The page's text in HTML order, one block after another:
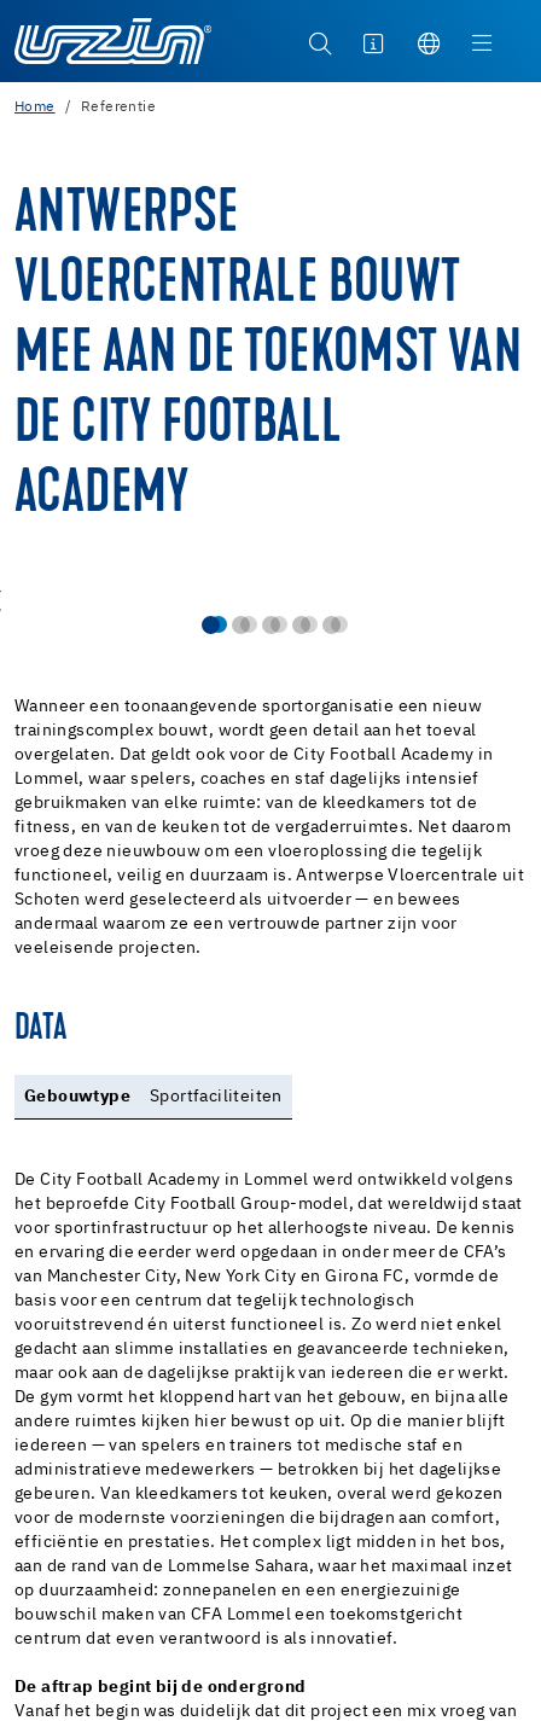
Home Referentie
ANTWERPSE
VLOERCENTRALE BOUWT
MEE AAN DE TOEKOMST VAN
DE CITY FOOTBALL
ACADEMY
Wanneer een toonaangevende sportorganisatie een nieuw
trainingscomplex bouwt, wordt geen detail aan het toeval
overgelaten. Dat geldt ook voor de City Football Academy in
Lommel, waar spelers, coaches en staf dagelijks intensief
gebruikmaken van elke ruimte: van de kleedkamers tot de
fitness, en van de keuken tot de vergaderruimtes. Net daarom
vroeg deze nieuwbouw om een vloeroplossing die tegelijk
functioneel, veilig en duurzaam is. Antwerpse Vloercentrale uit
Schoten werd geselecteerd als uitvoerder — en bewees
andermaal waarom ze een vertrouwde partner zijn voor
veeleisende projecten.
DATA
Gebouwtype Sportfaciliteiten
De City Football Academy in Lommel werd ontwikkeld volgens
het beproefde City Football Group-model, dat wereldwijd staat
voor sportinfrastructuur op het allerhoogste niveau. De kennis
en ervaring die eerder werd opgedaan in onder meer de CFA’s
van Manchester City, New York City en Girona FC, vormde de
basis voor een centrum dat tegelijk technologisch
vooruitstrevend én uiterst functioneel is. Zo werd niet enkel
gedacht aan slimme installaties en geavanceerde technieken,
maar ook aan de dagelijkse praktijk van iedereen die er werkt.
De gym vormt het kloppend hart van het gebouw, en bijna alle
andere ruimtes kijken hier bewust op uit. Op die manier blijft
iedereen — van spelers en trainers tot medische staf en
administratieve medewerkers — betrokken bij het dagelijkse
gebeuren. Van kleedkamers tot keuken, overal werd gekozen
voor de modernste voorzieningen die bijdragen aan comfort,
efficiëntie en prestaties. Het complex ligt midden in het bos,
aan de rand van de Lommelse Sahara, waar het maximaal inzet
op duurzaamheid: zonnepanelen en een energiezuinige
bouwschil maken van CFA Lommel een toekomstgericht
centrum dat even verantwoord is als innovatief.
De aftrap begint bij de ondergrond
Vanaf het begin was duidelijk dat dit project een mix vroeg van